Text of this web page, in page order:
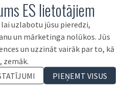
CENTRS
52.000 €
ES lietotājiem
uzlabotu jūsu pieredzi,
un mārketinga nolūkos. Jūs
un uzzināt vairāk par to, kā
zemāk.
PIEŅEMT VISUS